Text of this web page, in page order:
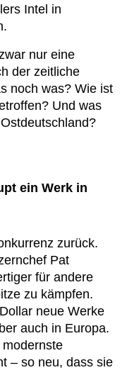
Intel in
nur eine
der zeitliche
noch was? Wie ist
Und was
ein Werk in
zurück.
Pat
für andere
zu kämpfen.
neue Werke
auch in Europa.
– so neu, dass sie